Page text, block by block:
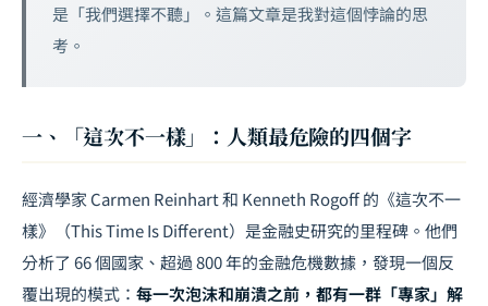
是「我們選擇不聽」。這篇文章是我對這個悖論的思
考。
一、「這次不一樣」：人類最危險的四個字
經濟學家 Carmen Reinhart 和 Kenneth Rogoff 的《這次不一
樣》（This Time Is Different）是金融史研究的里程碑。他們
分析了 66 個國家、超過 800 年的金融危機數據，發現一個反
覆出現的模式： 每一次泡沫和崩潰之前，都有一群「專家」解